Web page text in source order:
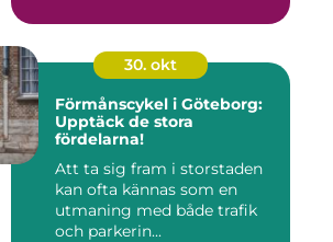
30. okt
Förmånscykel i Göteborg:
Upptäck de stora
fördelarna!
Att ta sig fram i storstaden
kan ofta kännas som en
utmaning med både trafik
och parkerin...